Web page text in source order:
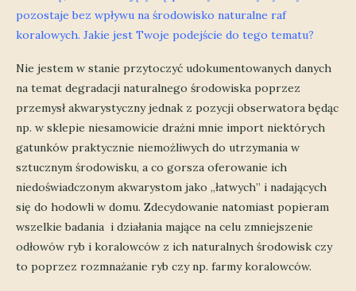
pozostaje bez wpływu na środowisko naturalne raf
koralowych. Jakie jest Twoje podejście do tego tematu?
Nie jestem w stanie przytoczyć udokumentowanych danych
na temat degradacji naturalnego środowiska poprzez
przemysł akwarystyczny jednak z pozycji obserwatora będąc
np. w sklepie niesamowicie drażni mnie import niektórych
gatunków praktycznie niemożliwych do utrzymania w
sztucznym środowisku, a co gorsza oferowanie ich
niedoświadczonym akwarystom jako „łatwych” i nadających
się do hodowli w domu. Zdecydowanie natomiast popieram
wszelkie badania i działania mające na celu zmniejszenie
odłowów ryb i koralowców z ich naturalnych środowisk czy
to poprzez rozmnażanie ryb czy np. farmy koralowców.